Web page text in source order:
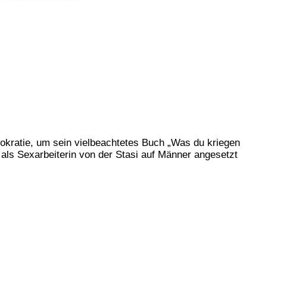
um sein vielbeachtetes Buch „Was du kriegen
Sexarbeiterin von der Stasi auf Männer angesetzt